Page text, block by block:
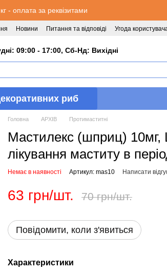
- оплата за реквізитами
Новини Питання та відповіді Угода
09:00 - 17:00, Сб-Нд: Вихідні
риб
Головна АРХІВ Протимаститні
Мастилекс (шприц) 10мг,
лікування маститу в
Немає в наявності Артикул: mas10 Написати
63 грн/шт. 70 грн/шт.
Повідомити, коли з'явиться
Характеристики